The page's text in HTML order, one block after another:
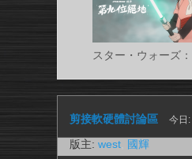
務
剪接軟硬體討論區 今日:
版主: west 國輝